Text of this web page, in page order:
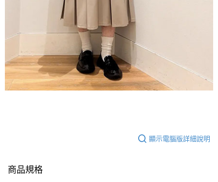
顯示電腦版詳細說明
商品規格